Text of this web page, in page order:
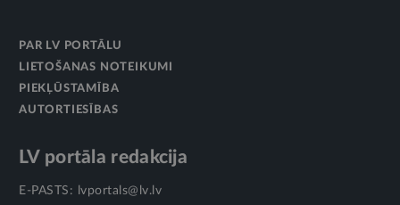
PAR LV PORTĀLU
LIETOŠANAS NOTEIKUMI
PIEKĻŪSTAMĪBA
AUTORTIESĪBAS
LV portāla redakcija
E-PASTS:
lvportals@lv.lv